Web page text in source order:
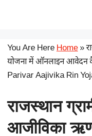
You Are HereHome»
योजना में ऑनलाइन
Parivar Aajivika Rin
राजस्थान
आजीविका